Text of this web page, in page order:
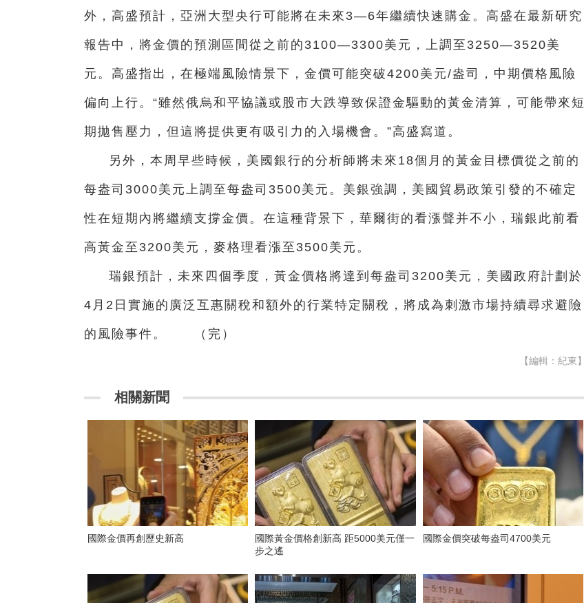
外，高盛預計，亞洲大型央行可能將在未來3—6年繼續快速購金。高盛在最新研究
報告中，將金價的預測區間從之前的3100—3300美元，上調至3250—3520美
元。高盛指出，在極端風險情景下，金價可能突破4200美元/盎司，中期價格風險
偏向上行。“雖然俄烏和平協議或股市大跌導致保證金驅動的黃金清算，可能帶來短
期拋售壓力，但這將提供更有吸引力的入場機會。”高盛寫道。
另外，本周早些時候，美國銀行的分析師將未來18個月的黃金目標價從之前的
每盎司3000美元上調至每盎司3500美元。美銀強調，美國貿易政策引發的不確定
性在短期內將繼續支撐金價。在這種背景下，華爾街的看漲聲并不小，瑞銀此前看
高黃金至3200美元，麥格理看漲至3500美元。
瑞銀預計，未來四個季度，黃金價格將達到每盎司3200美元，美國政府計劃於
4月2日實施的廣泛互惠關稅和額外的行業特定關稅，將成為刺激市場持續尋求避險
的風險事件。 （完）
【編輯：紀東】
相關新聞
國際金價再創歷史新高
國際黃金價格創新高 距5000美元僅一
步之遙
國際金價突破每盎司4700美元